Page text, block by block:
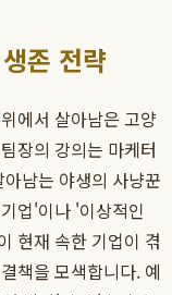
존 전략
에서 살아남은 고양
장의 강의는 마케터
남는 야생의 사냥꾼
업'이나 '이상적인
현재 속한 기업이 겪
책을 모색합니다. 예